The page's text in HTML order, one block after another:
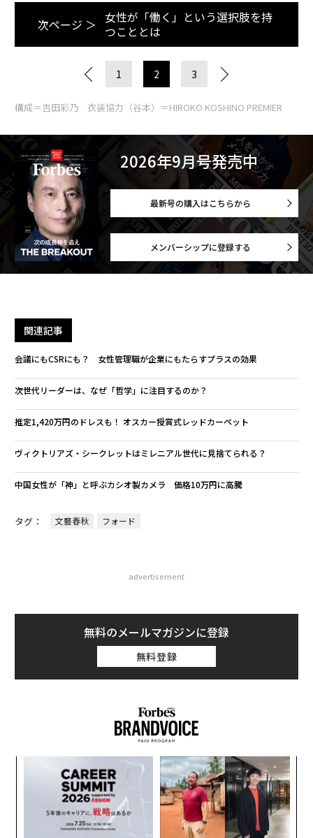
次ページ ＞ 女性が「働く」という選択肢を持
つこととは
1 2 3
構成＝吉田彩乃 衣装協力（谷本）＝HIROKO KOSHINO PREMIER
2026年9月号発売中
最新号の購入はこちらから
メンバーシップに登録する
関連記事
会議にもCSRにも？ 女性管理職が企業にもたらすプラスの効果
次世代リーダーは、なぜ「哲学」に注目するのか？
推定1,420万円のドレスも！ オスカー授賞式レッドカーペット
ヴィクトリアズ・シークレットはミレニアル世代に見捨てられる？
中国女性が「神」と呼ぶカシオ製カメラ 価格10万円に高騰
タグ： 文藝春秋 フォード
advertisement
無料のメールマガジンに登録
無料登録